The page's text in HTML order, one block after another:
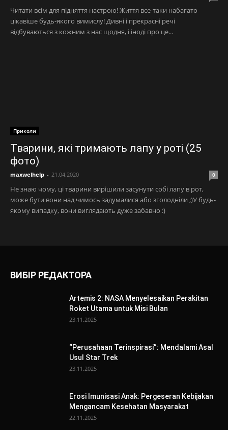
Читати всім для підняття настрою! Життя все-таки набагато
цікавіше будь-якого вимислу! Дивні і прекрасні речі
відбуваються з кожним з нас щодня, і іноді про це...
Приколи
Тварини, які тримають лапу у роті (25
фото)
maxwelhelp - 21.04.2020 0
Не знаю чому, ці тварини вирішили засунути собі лапу в рот,
може бути вони над чимось задумалися або зголодніли ;)У будь-
якому випадку, вони виглядають дуже забавно :)
ВИБІР РЕДАКТОРА
Artemis 2: NASA Menyelesaikan Perakitan
Roket Utama untuk Misi Bulan
23.11.2025
“Perusahaan Terinspirasi”: Mendalami Asal
Usul Star Trek
23.11.2025
Erosi Imunisasi Anak: Pergeseran Kebijakan
Mengancam Kesehatan Masyarakat
22.11.2025